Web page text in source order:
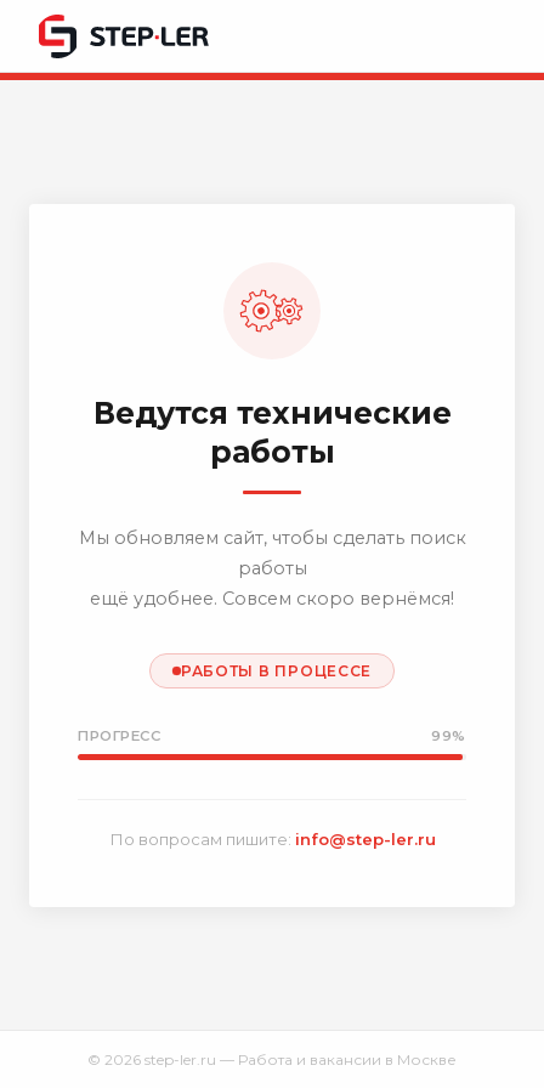
Ведутся технические
работы
Мы обновляем сайт, чтобы сделать поиск
работы
ещё удобнее. Совсем скоро вернёмся!
РАБОТЫ В ПРОЦЕССЕ
ПРОГРЕСС 99%
По вопросам пишите: info@step-ler.ru
© 2026 step-ler.ru — Работа и вакансии в Москве